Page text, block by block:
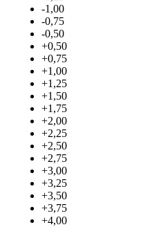
-1,00
-0,75
-0,50
+0,50
+0,75
+1,00
+1,25
+1,50
+1,75
+2,00
+2,25
+2,50
+2,75
+3,00
+3,25
+3,50
+3,75
+4,00